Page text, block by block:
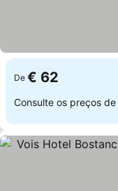
De € 62
Consulte os preços de